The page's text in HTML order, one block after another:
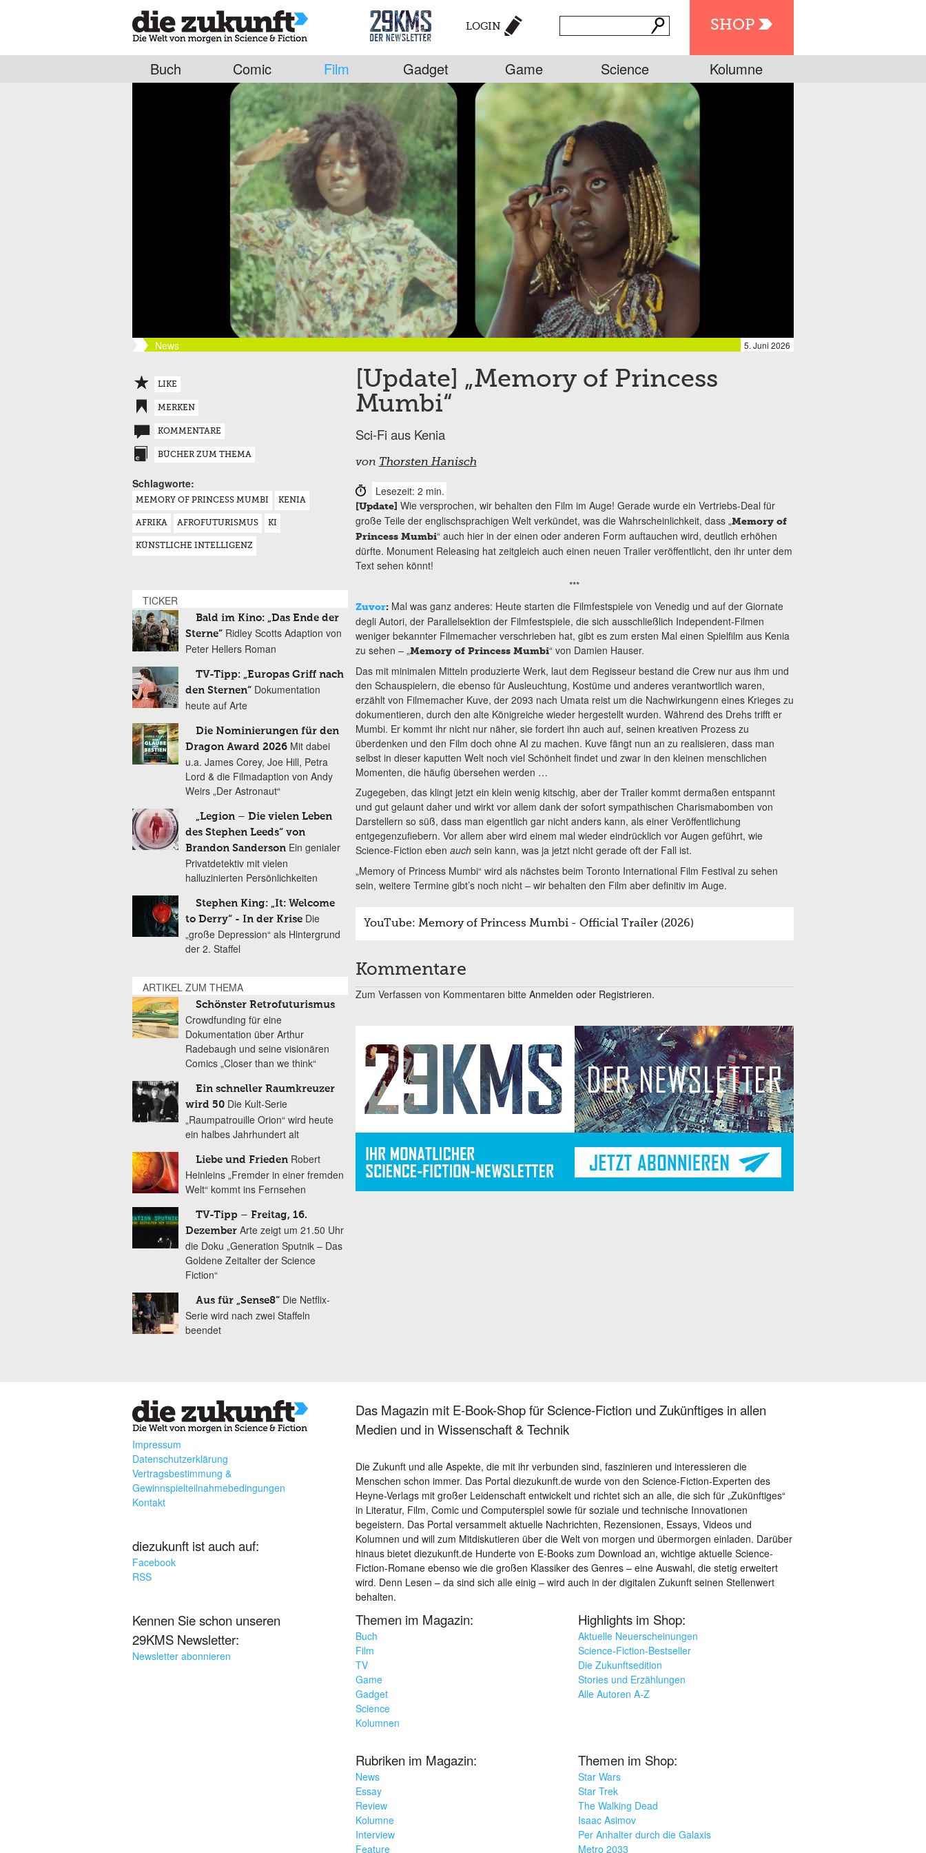
SHOP
LOGIN
Buch Comic Film Gadget Game Science Kolumne
News 5. Juni 2026
[Update] „Memory of Princess
Mumbi“
Sci-Fi aus Kenia
von Thorsten Hanisch
Lesezeit: 2 min.
[Update] Wie versprochen, wir behalten den Film im Auge! Gerade wurde ein Vertriebs-Deal für
große Teile der englischsprachigen Welt verkündet, was die Wahrscheinlichkeit, dass „Memory of
Princess Mumbi“ auch hier in der einen oder anderen Form auftauchen wird, deutlich erhöhen
dürfte. Monument Releasing hat zeitgleich auch einen neuen Trailer veröffentlicht, den ihr unter dem
Text sehen könnt!
***
Zuvor:Mal was ganz anderes: Heute starten die Filmfestspiele von Venedig und auf der Giornate
degli Autori, der Parallelsektion der Filmfestspiele, die sich ausschließlich Independent-Filmen
weniger bekannter Filmemacher verschrieben hat, gibt es zum ersten Mal einen Spielfilm aus Kenia
zu sehen – „Memory of Princess Mumbi“ von Damien Hauser.
Das mit minimalen Mitteln produzierte Werk, laut dem Regisseur bestand die Crew nur aus ihm und
den Schauspielern, die ebenso für Ausleuchtung, Kostüme und anderes verantwortlich waren,
erzählt von Filmemacher Kuve, der 2093 nach Umata reist um die Nachwirkungenn eines Krieges zu
dokumentieren, durch den alte Königreiche wieder hergestellt wurden. Während des Drehs trifft er
Mumbi. Er kommt ihr nicht nur näher, sie fordert ihn auch auf, seinen kreativen Prozess zu
überdenken und den Film doch ohne AI zu machen. Kuve fängt nun an zu realisieren, dass man
selbst in dieser kaputten Welt noch viel Schönheit findet und zwar in den kleinen menschlichen
Momenten, die häufig übersehen werden …
Zugegeben, das klingt jetzt ein klein wenig kitschig, aber der Trailer kommt dermaßen entspannt
und gut gelaunt daher und wirkt vor allem dank der sofort sympathischen Charismabomben von
Darstellern so süß, dass man eigentlich gar nicht anders kann, als einer Veröffentlichung
entgegenzufiebern. Vor allem aber wird einem mal wieder eindrücklich vor Augen geführt, wie
Science-Fiction eben auchsein kann, was ja jetzt nicht gerade oft der Fall ist.
„Memory of Princess Mumbi“ wird als nächstes beim Toronto International Film Festival zu sehen
sein, weitere Termine gibt’s noch nicht – wir behalten den Film aber definitiv im Auge.
YouTube: Memory of Princess Mumbi - Official Trailer (2026)
Kommentare
Zum Verfassen von Kommentaren bitte Anmelden oder Registrieren.
LIKE
MERKEN
KOMMENTARE
BÜCHER ZUM THEMA
Schlagworte:
MEMORY OF PRINCESS MUMBI KENIA
AFRIKA AFROFUTURISMUS KI
KÜNSTLICHE INTELLIGENZ
TICKER
Bald im Kino: „Das Ende der
Sterne“ Ridley Scotts Adaption von
Peter Hellers Roman
TV-Tipp: „Europas Griff nach
den Sternen“ Dokumentation
heute auf Arte
Die Nominierungen für den
Dragon Award 2026 Mit dabei
u.a. James Corey, Joe Hill, Petra
Lord & die Filmadaption von Andy
Weirs „Der Astronaut“
„Legion – Die vielen Leben
des Stephen Leeds“ von
Brandon Sanderson Ein genialer
Privatdetektiv mit vielen
halluzinierten Persönlichkeiten
Stephen King: „It: Welcome
to Derry“ - In der Krise Die
„große Depression“ als Hintergrund
der 2. Staffel
ARTIKEL ZUM THEMA
Schönster Retrofuturismus
Crowdfunding für eine
Dokumentation über Arthur
Radebaugh und seine visionären
Comics „Closer than we think“
Ein schneller Raumkreuzer
wird 50 Die Kult-Serie
„Raumpatrouille Orion“ wird heute
ein halbes Jahrhundert alt
Liebe und Frieden Robert
Heinleins „Fremder in einer fremden
Welt“ kommt ins Fernsehen
TV-Tipp – Freitag, 16.
Dezember Arte zeigt um 21.50 Uhr
die Doku „Generation Sputnik – Das
Goldene Zeitalter der Science
Fiction“
Aus für „Sense8“ Die Netflix-
Serie wird nach zwei Staffeln
beendet
Impressum
Datenschutzerklärung
Vertragsbestimmung &
Gewinnspielteilnahmebedingungen
Kontakt
diezukunft ist auch auf:
Facebook
RSS
Kennen Sie schon unseren
29KMS Newsletter:
Newsletter abonnieren
Das Magazin mit E-Book-Shop für Science-Fiction und Zukünftiges in allen
Medien und in Wissenschaft & Technik
Die Zukunft und alle Aspekte, die mit ihr verbunden sind, faszinieren und interessieren die
Menschen schon immer. Das Portal diezukunft.de wurde von den Science-Fiction-Experten des
Heyne-Verlags mit großer Leidenschaft entwickelt und richtet sich an alle, die sich für „Zukünftiges“
in Literatur, Film, Comic und Computerspiel sowie für soziale und technische Innovationen
begeistern. Das Portal versammelt aktuelle Nachrichten, Rezensionen, Essays, Videos und
Kolumnen und will zum Mitdiskutieren über die Welt von morgen und übermorgen einladen. Darüber
hinaus bietet diezukunft.de Hunderte von E-Books zum Download an, wichtige aktuelle Science-
Fiction-Romane ebenso wie die großen Klassiker des Genres – eine Auswahl, die stetig erweitert
wird. Denn Lesen – da sind sich alle einig – wird auch in der digitalen Zukunft seinen Stellenwert
behalten.
Themen im Magazin:
Buch
Film
TV
Game
Gadget
Science
Kolumnen
Highlights im Shop:
Aktuelle Neuerscheinungen
Science-Fiction-Bestseller
Die Zukunftsedition
Stories und Erzählungen
Alle Autoren A-Z
Rubriken im Magazin:
News
Essay
Review
Kolumne
Interview
Feature
Themen im Shop:
Star Wars
Star Trek
The Walking Dead
Isaac Asimov
Per Anhalter durch die Galaxis
Metro 2033